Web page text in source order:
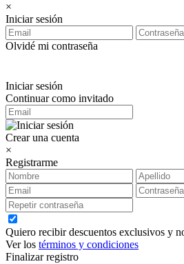
×
Iniciar sesión
Olvidé mi contraseña
Iniciar sesión
Continuar como invitado
Crear una cuenta
×
Registrarme
Quiero recibir descuentos exclusivos y
Ver los términos y condiciones
Finalizar registro